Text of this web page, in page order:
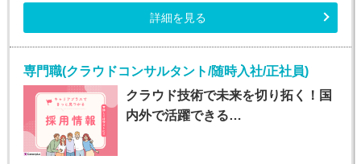
詳細を見る
専門職(クラウドコンサルタント/随時入社/正社員)
クラウド技術で未来を切り拓く！国
内外で活躍できる…